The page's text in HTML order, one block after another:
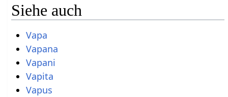
Siehe auch
Vapa
Vapana
Vapani
Vapita
Vapus